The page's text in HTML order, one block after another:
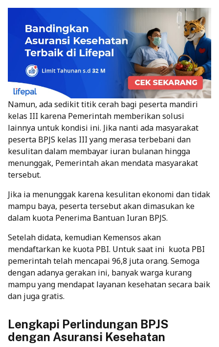
Namun, ada sedikit titik cerah bagi peserta mandiri
kelas III karena Pemerintah memberikan solusi
lainnya untuk kondisi ini. Jika nanti ada masyarakat
peserta BPJS kelas III yang merasa terbebani dan
kesulitan dalam membayar iuran bulanan hingga
menunggak, Pemerintah akan mendata masyarakat
tersebut.
Jika ia menunggak karena kesulitan ekonomi dan tidak
mampu baya, peserta tersebut akan dimasukan ke
dalam kuota Penerima Bantuan Iuran BPJS.
Setelah didata, kemudian Kemensos akan
mendaftarkan ke kuota PBI. Untuk saat ini kuota PBI
pemerintah telah mencapai 96,8 juta orang. Semoga
dengan adanya gerakan ini, banyak warga kurang
mampu yang mendapat layanan kesehatan secara baik
dan juga gratis.
Lengkapi Perlindungan BPJS
dengan Asuransi Kesehatan